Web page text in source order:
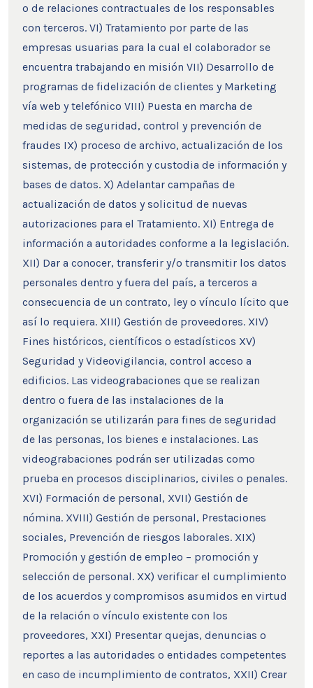
o de relaciones contractuales de los responsables
con terceros. VI) Tratamiento por parte de las
empresas usuarias para la cual el colaborador se
encuentra trabajando en misión VII) Desarrollo de
programas de fidelización de clientes y Marketing
vía web y telefónico VIII) Puesta en marcha de
medidas de seguridad, control y prevención de
fraudes IX) proceso de archivo, actualización de los
sistemas, de protección y custodia de información y
bases de datos. X) Adelantar campañas de
actualización de datos y solicitud de nuevas
autorizaciones para el Tratamiento. XI) Entrega de
información a autoridades conforme a la legislación.
XII) Dar a conocer, transferir y/o transmitir los datos
personales dentro y fuera del país, a terceros a
consecuencia de un contrato, ley o vínculo lícito que
así lo requiera. XIII) Gestión de proveedores. XIV)
Fines históricos, científicos o estadísticos XV)
Seguridad y Videovigilancia, control acceso a
edificios. Las videograbaciones que se realizan
dentro o fuera de las instalaciones de la
organización se utilizarán para fines de seguridad
de las personas, los bienes e instalaciones. Las
videograbaciones podrán ser utilizadas como
prueba en procesos disciplinarios, civiles o penales.
XVI) Formación de personal, XVII) Gestión de
nómina. XVIII) Gestión de personal, Prestaciones
sociales, Prevención de riesgos laborales. XIX)
Promoción y gestión de empleo – promoción y
selección de personal. XX) verificar el cumplimiento
de los acuerdos y compromisos asumidos en virtud
de la relación o vínculo existente con los
proveedores, XXI) Presentar quejas, denuncias o
reportes a las autoridades o entidades competentes
en caso de incumplimiento de contratos, XXII) Crear